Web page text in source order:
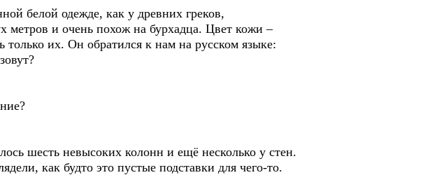
белой одежде, как у древних греков,
метров и очень похож на бурхадца. Цвет кожи –
только их. Он обратился к нам на русском языке:
шесть невысоких колонн и ещё несколько у стен.
как будто это пустые подставки для чего-то.